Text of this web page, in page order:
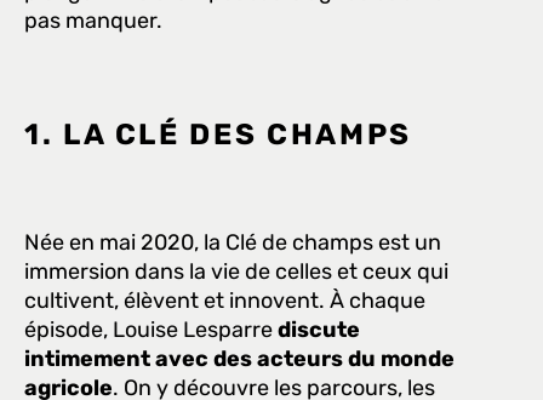
pas manquer.
1. LA CLÉ DES CHAMPS
Née en mai 2020, la Clé de champs est un
immersion dans la vie de celles et ceux qui
cultivent, élèvent et innovent. À chaque
épisode, Louise Lesparre discute
intimement avec des acteurs du monde
agricole. On y découvre les parcours, les